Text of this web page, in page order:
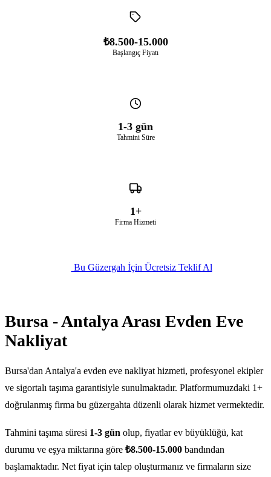
₺8.500-15.000
Başlangıç Fiyatı
1-3 gün
Tahmini Süre
1+
Firma Hizmeti
Bu Güzergah İçin Ücretsiz Teklif Al
Bursa - Antalya Arası Evden Eve
Nakliyat
Bursa'dan Antalya'a evden eve nakliyat hizmeti, profesyonel ekipler
ve sigortalı taşıma garantisiyle sunulmaktadır. Platformumuzdaki 1+
doğrulanmış firma bu güzergahta düzenli olarak hizmet vermektedir.
Tahmini taşıma süresi 1-3 gün olup, fiyatlar ev büyüklüğü, kat
durumu ve eşya miktarına göre ₺8.500-15.000 bandından
başlamaktadır. Net fiyat için talep oluşturmanız ve firmaların size